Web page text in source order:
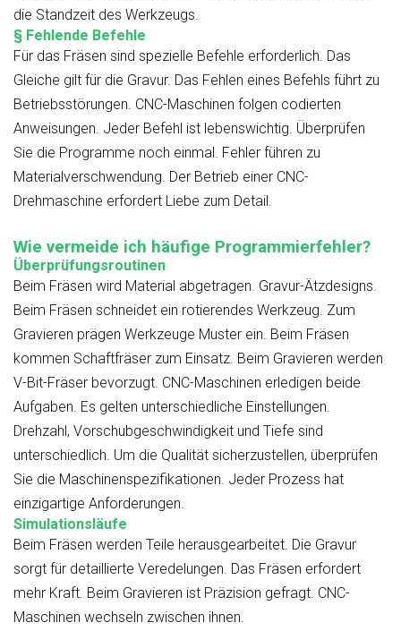
die Standzeit des Werkzeugs.
§ Fehlende Befehle
Für das Fräsen sind spezielle Befehle erforderlich. Das
Gleiche gilt für die Gravur. Das Fehlen eines Befehls führt zu
Betriebsstörungen. CNC-Maschinen folgen codierten
Anweisungen. Jeder Befehl ist lebenswichtig. Überprüfen
Sie die Programme noch einmal. Fehler führen zu
Materialverschwendung. Der Betrieb einer CNC-
Drehmaschine erfordert Liebe zum Detail.
Wie vermeide ich häufige Programmierfehler?
Überprüfungsroutinen
Beim Fräsen wird Material abgetragen. Gravur-Ätzdesigns.
Beim Fräsen schneidet ein rotierendes Werkzeug. Zum
Gravieren prägen Werkzeuge Muster ein. Beim Fräsen
kommen Schaftfräser zum Einsatz. Beim Gravieren werden
V-Bit-Fräser bevorzugt. CNC-Maschinen erledigen beide
Aufgaben. Es gelten unterschiedliche Einstellungen.
Drehzahl, Vorschubgeschwindigkeit und Tiefe sind
unterschiedlich. Um die Qualität sicherzustellen, überprüfen
Sie die Maschinenspezifikationen. Jeder Prozess hat
einzigartige Anforderungen.
Simulationsläufe
Beim Fräsen werden Teile herausgearbeitet. Die Gravur
sorgt für detaillierte Veredelungen. Das Fräsen erfordert
mehr Kraft. Beim Gravieren ist Präzision gefragt. CNC-
Maschinen wechseln zwischen ihnen.